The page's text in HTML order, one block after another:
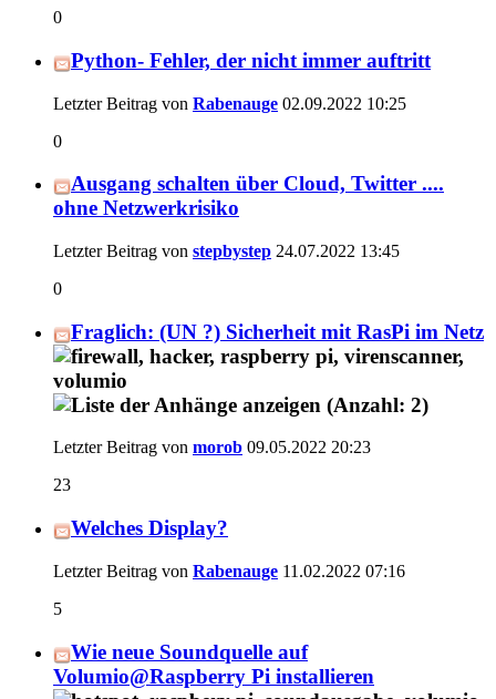
0
Python- Fehler, der nicht immer auftritt
Letzter Beitrag von Rabenauge 02.09.2022 10:25
0
Ausgang schalten über Cloud, Twitter ....
ohne Netzwerkrisiko
Letzter Beitrag von stepbystep 24.07.2022 13:45
0
Fraglich: (UN ?) Sicherheit mit RasPi im Netz
Letzter Beitrag von morob 09.05.2022 20:23
23
Welches Display?
Letzter Beitrag von Rabenauge 11.02.2022 07:16
5
Wie neue Soundquelle auf
Volumio@Raspberry Pi installieren